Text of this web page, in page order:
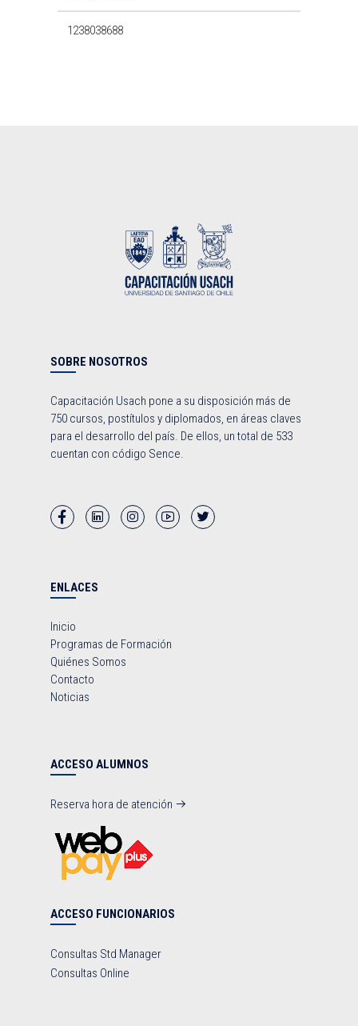
1238038688
SOBRE NOSOTROS
Capacitación Usach pone a su disposición más de
750 cursos, postítulos y diplomados, en áreas claves
para el desarrollo del país. De ellos, un total de 533
cuentan con código Sence.
ENLACES
Inicio
Programas de Formación
Quiénes Somos
Contacto
Noticias
ACCESO ALUMNOS
Reserva hora de atención
ACCESO FUNCIONARIOS
Consultas Std Manager
Consultas Online